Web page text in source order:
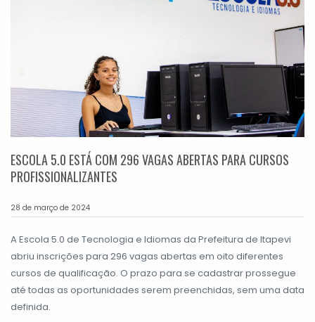
ESCOLA 5.0 ESTÁ COM 296 VAGAS ABERTAS PARA CURSOS
PROFISSIONALIZANTES
28 de março de 2024
A Escola 5.0 de Tecnologia e Idiomas da Prefeitura de Itapevi
abriu inscrições para 296 vagas abertas em oito diferentes
cursos de qualificação. O prazo para se cadastrar prossegue
até todas as oportunidades serem preenchidas, sem uma data
definida.